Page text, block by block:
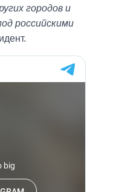
городов и
российскими